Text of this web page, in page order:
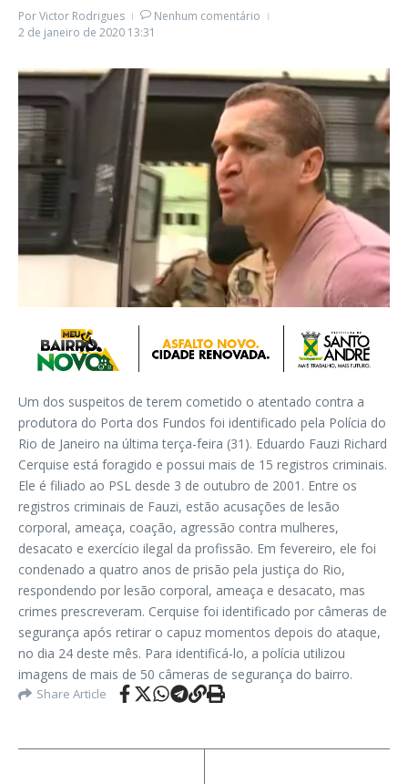
PorVictor Rodrigues
Nenhum comentário
2 de janeiro de 2020 13:31
Um dos suspeitos de terem cometido o atentado contra a
produtora do Porta dos Fundos foi identificado pela Polícia do
Rio de Janeiro na última terça-feira (31). Eduardo Fauzi Richard
Cerquise está foragido e possui mais de 15 registros criminais.
Ele é filiado ao PSL desde 3 de outubro de 2001. Entre os
registros criminais de Fauzi, estão acusações de lesão
corporal, ameaça, coação, agressão contra mulheres,
desacato e exercício ilegal da profissão. Em fevereiro, ele foi
condenado a quatro anos de prisão pela justiça do Rio,
respondendo por lesão corporal, ameaça e desacato, mas
crimes prescreveram. Cerquise foi identificado por câmeras de
segurança após retirar o capuz momentos depois do ataque,
no dia 24 deste mês. Para identificá-lo, a polícia utilizou
imagens de mais de 50 câmeras de segurança do bairro.
Share Article